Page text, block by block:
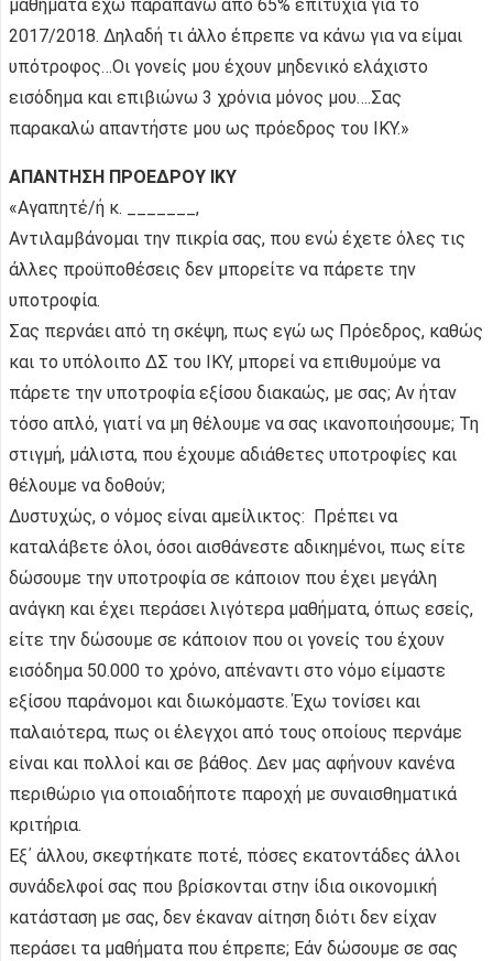
μαθήματα έχω παραπάνω από 65% επιτυχία για το
2017/2018. Δηλαδή τι άλλο έπρεπε να κάνω για να είμαι
υπότροφος…Οι γονείς μου έχουν μηδενικό ελάχιστο
εισόδημα και επιβιώνω 3 χρόνια μόνος μου….Σας
παρακαλώ απαντήστε μου ως πρόεδρος του ΙΚΥ.»
ΑΠΑΝΤΗΣΗ ΠΡΟΕΔΡΟΥ ΙΚΥ
«Αγαπητέ/ή κ. _______,
Αντιλαμβάνομαι την πικρία σας, που ενώ έχετε όλες τις
άλλες προϋποθέσεις δεν μπορείτε να πάρετε την
υποτροφία.
Σας περνάει από τη σκέψη, πως εγώ ως Πρόεδρος, καθώς
και το υπόλοιπο ΔΣ του ΙΚΥ, μπορεί να επιθυμούμε να
πάρετε την υποτροφία εξίσου διακαώς, με σας; Αν ήταν
τόσο απλό, γιατί να μη θέλουμε να σας ικανοποιήσουμε; Τη
στιγμή, μάλιστα, που έχουμε αδιάθετες υποτροφίες και
θέλουμε να δοθούν;
Δυστυχώς, ο νόμος είναι αμείλικτος: Πρέπει να
καταλάβετε όλοι, όσοι αισθάνεστε αδικημένοι, πως είτε
δώσουμε την υποτροφία σε κάποιον που έχει μεγάλη
ανάγκη και έχει περάσει λιγότερα μαθήματα, όπως εσείς,
είτε την δώσουμε σε κάποιον που οι γονείς του έχουν
εισόδημα 50.000 το χρόνο, απέναντι στο νόμο είμαστε
εξίσου παράνομοι και διωκόμαστε. Έχω τονίσει και
παλαιότερα, πως οι έλεγχοι από τους οποίους περνάμε
είναι και πολλοί και σε βάθος. Δεν μας αφήνουν κανένα
περιθώριο για οποιαδήποτε παροχή με συναισθηματικά
κριτήρια.
Εξ΄ άλλου, σκεφτήκατε ποτέ, πόσες εκατοντάδες άλλοι
συνάδελφοί σας που βρίσκονται στην ίδια οικονομική
κατάσταση με σας, δεν έκαναν αίτηση διότι δεν είχαν
περάσει τα μαθήματα που έπρεπε; Εάν δώσουμε σε σας